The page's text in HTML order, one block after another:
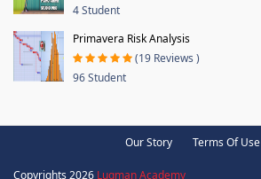
4 Student
Primavera Risk Analysis
(19 Reviews )
96 Student
Our Story Terms Of Use
Copyrights 2026 Luqman Academy